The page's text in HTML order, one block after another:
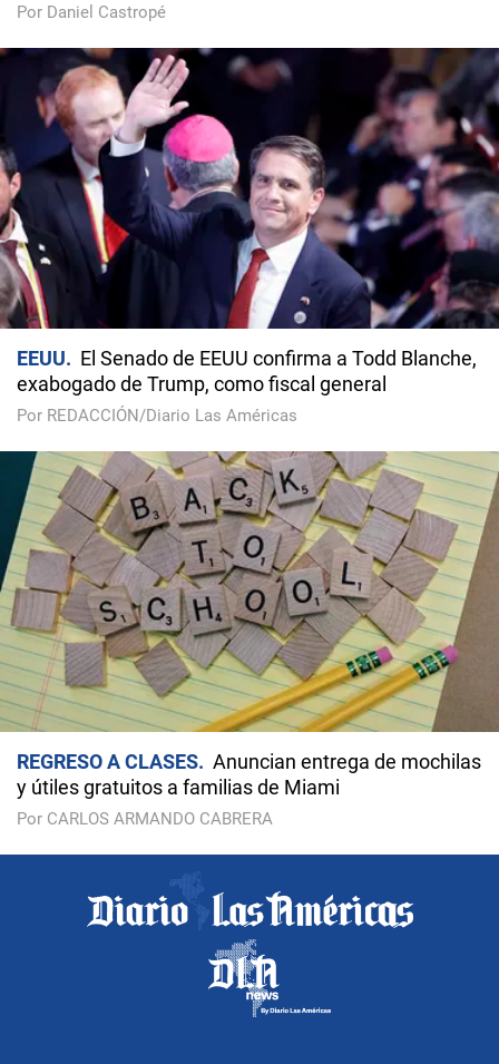
Por Daniel Castropé
EEUU
El Senado de EEUU confirma a Todd Blanche,
exabogado de Trump, como fiscal general
Por REDACCIÓN/Diario Las Américas
REGRESO A CLASES
Anuncian entrega de mochilas
y útiles gratuitos a familias de Miami
Por CARLOS ARMANDO CABRERA